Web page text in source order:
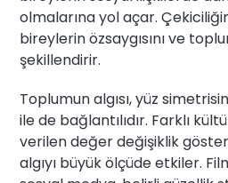
olmalarına yol açar.
bireylerin özsaygısını ve
şekillendirir.
Toplumun algısı, yüz
ile de bağlantılıdır. Farklı
verilen değer değişiklik
algıyı büyük ölçüde etkiler.